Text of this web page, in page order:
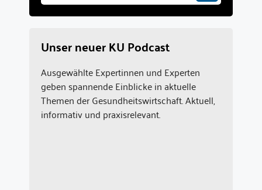
Unser neuer KU Podcast
Ausgewählte Expertinnen und Experten
geben spannende Einblicke in aktuelle
Themen der Gesundheitswirtschaft. Aktuell,
informativ und praxisrelevant.